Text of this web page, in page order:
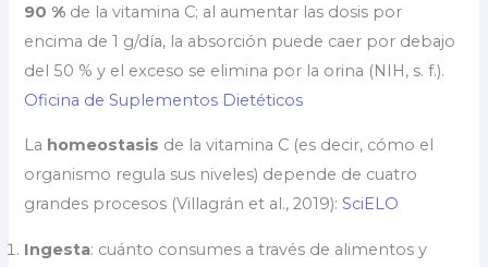
90 % de la vitamina C; al aumentar las dosis por
encima de 1 g/día, la absorción puede caer por debajo
del 50 % y el exceso se elimina por la orina (NIH, s. f.).
Oficina de Suplementos Dietéticos
La homeostasis de la vitamina C (es decir, cómo el
organismo regula sus niveles) depende de cuatro
grandes procesos (Villagrán et al., 2019):SciELO
Ingesta: cuánto consumes a través de alimentos y